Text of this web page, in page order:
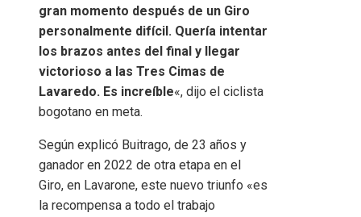
gran momento después de un Giro
personalmente difícil. Quería intentar
los brazos antes del final y llegar
victorioso a las Tres Cimas de
Lavaredo. Es increíble«, dijo el ciclista
bogotano en meta.
Según explicó Buitrago, de 23 años y
ganador en 2022 de otra etapa en el
Giro, en Lavarone, este nuevo triunfo «es
la recompensa a todo el trabajo